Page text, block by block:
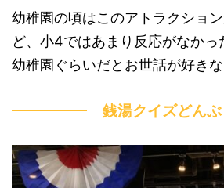
幼稚園の頃はこのアトラクショ
ど、小4ではあまり反応がなかっ
幼稚園ぐらいだとお世話が好きな
銭湯クイズどん